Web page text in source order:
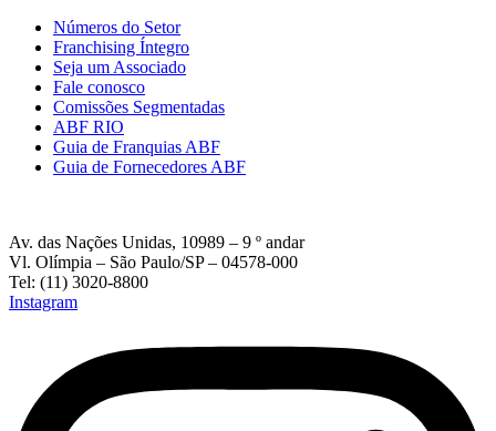
Números do Setor
Franchising Íntegro
Seja um Associado
Fale conosco
Comissões Segmentadas
ABF RIO
Guia de Franquias ABF
Guia de Fornecedores ABF
Av. das Nações Unidas, 10989 – 9 º andar
Vl. Olímpia – São Paulo/SP – 04578-000
Tel: (11) 3020-8800
Instagram